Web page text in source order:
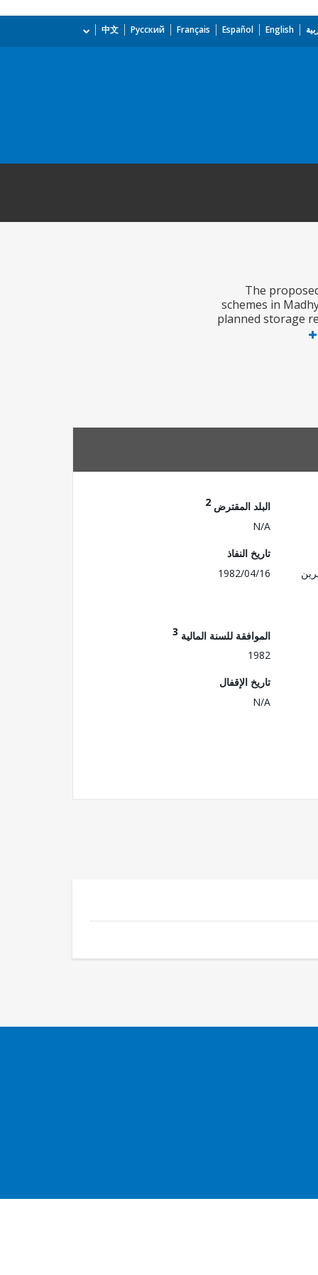
English
Español
Français
Русский
中文
The
schemes in
planned storage
البلد المقترض 2
N/A
تاريخ النفاذ
1982/04/16
الموافقة للسنة المالية 3
1982
تاريخ الإقفال
N/A